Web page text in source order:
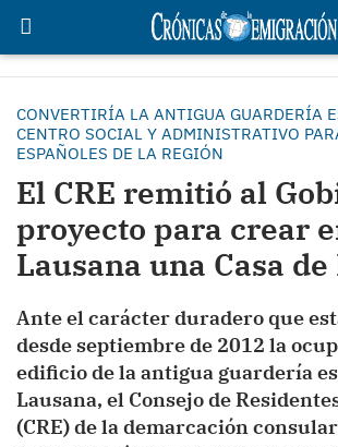
CONVERTIRÍA LA ANTIGUA GUARDERÍA
CENTRO SOCIAL Y ADMINISTRATIVO
ESPAÑOLES DE LA REGIÓN
El CRE remitió al
proyecto para crear
Lausana una Casa de
Ante el carácter duradero que
desde septiembre de 2012 la
edificio de la antigua guardería
Lausana, el Consejo de
(CRE) de la demarcación